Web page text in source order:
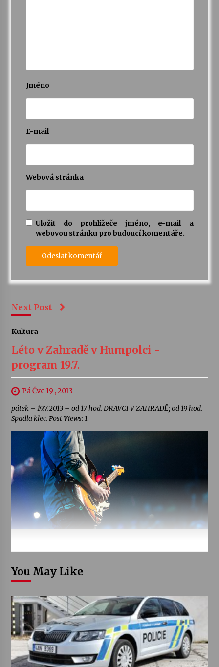
Jméno
E-mail
Webová stránka
Uložit do prohlížeče jméno, e-mail a
webovou stránku pro budoucí komentáře.
Next Post
Kultura
Léto v Zahradě v Humpolci -
program 19.7.
Pá Čvc 19 , 2013
pátek – 19.7.2013 – od 17 hod. DRAVCI V ZAHRADĚ; od 19 hod.
Spadla klec. Post Views: 1
You May Like